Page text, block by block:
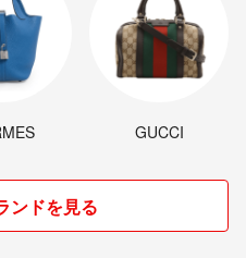
GUCCI
ンドを見る